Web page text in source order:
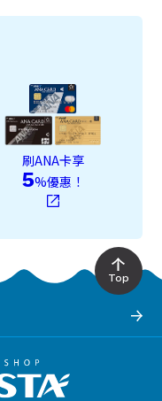
刷ANA卡享
5%優惠！
Top